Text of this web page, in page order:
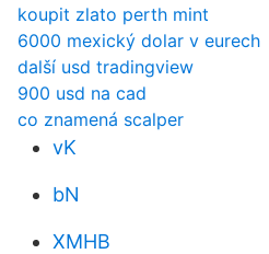
koupit zlato perth mint
6000 mexický dolar v eurech
další usd tradingview
900 usd na cad
co znamená scalper
vK
bN
XMHB